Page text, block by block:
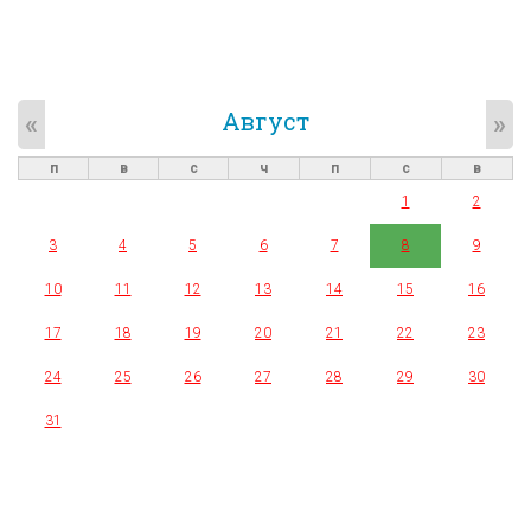
Август
« »
п в с ч п с
в
1
2
3 4 5 6 7 8 9
10 11 12 13 14 15 16
17 18 19 20 21 22 23
24 25 26 27 28 29 30
31